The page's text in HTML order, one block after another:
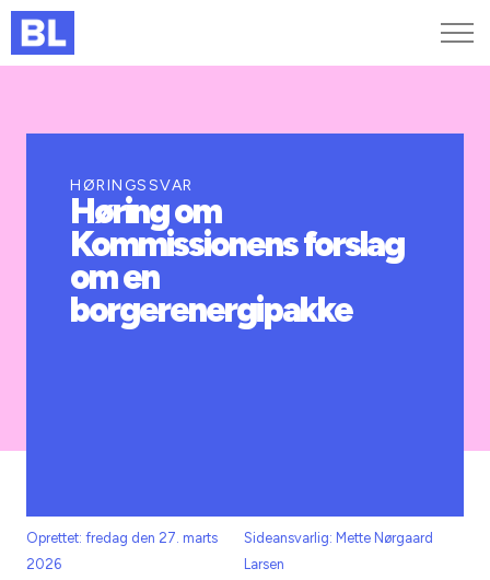
Kurser og arrangementer
Jobportalen
HØRINGSSVAR
Høring om
Kommissionens forslag
om en
borgerenergipakke
Oprettet: fredag den 27. marts
2026
Sideansvarlig: Mette Nørgaard
Larsen